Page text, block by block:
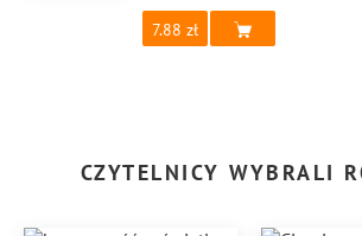
7.88
CZYTELNICY WYBRALI